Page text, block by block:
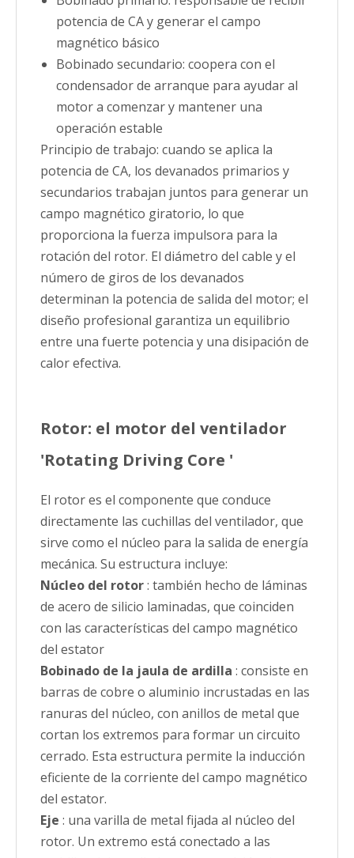
potencia de CA y generar el campo
magnético básico
Bobinado secundario: coopera con el
condensador de arranque para ayudar al
motor a comenzar y mantener una
operación estable
Principio de trabajo: cuando se aplica la
potencia de CA, los devanados primarios y
secundarios trabajan juntos para generar un
campo magnético giratorio, lo que
proporciona la fuerza impulsora para la
rotación del rotor. El diámetro del cable y el
número de giros de los devanados
determinan la potencia de salida del motor; el
diseño profesional garantiza un equilibrio
entre una fuerte potencia y una disipación de
calor efectiva.
Rotor: el motor del ventilador
'Rotating Driving Core '
El rotor es el componente que conduce
directamente las cuchillas del ventilador, que
sirve como el núcleo para la salida de energía
mecánica. Su estructura incluye:
Núcleo del rotor: también hecho de láminas
de acero de silicio laminadas, que coinciden
con las características del campo magnético
del estator
Bobinado de la jaula de ardilla : consiste en
barras de cobre o aluminio incrustadas en las
ranuras del núcleo, con anillos de metal que
cortan los extremos para formar un circuito
cerrado. Esta estructura permite la inducción
eficiente de la corriente del campo magnético
del estator.
Eje : una varilla de metal fijada al núcleo del
rotor. Un extremo está conectado a las